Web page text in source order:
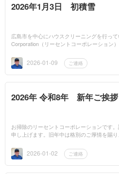
2026年1月3日 初積雪
広島市を中心にハウスクリーニングを行っ
Corporation（リーセントコーポレーション
が、中止！ 初作業...
2026-01-09 ご連絡
2026年 令和8年 新年ご挨拶
お掃除のリーセントコーポレーションです
申し上げます。旧年中は格別のご厚情を賜り
上げます。仕...
2026-01-02 ご連絡